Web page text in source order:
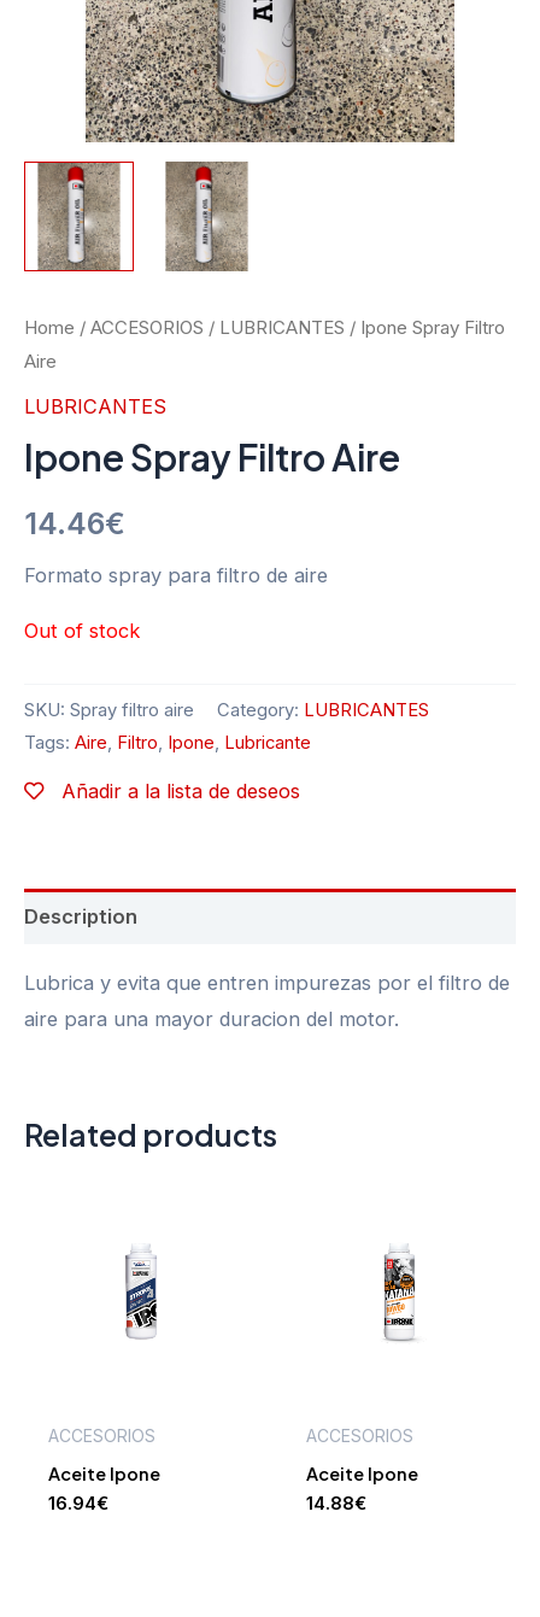
Home / ACCESORIOS / LUBRICANTES / Ipone Spray Filtro
Aire
LUBRICANTES
Ipone Spray Filtro Aire
14.46€
Formato spray para filtro de aire
Out of stock
SKU: Spray filtro aire Category: LUBRICANTES
Tags: Aire Filtro Ipone Lubricante
Añadir a la lista de deseos
Description
Lubrica y evita que entren impurezas por el filtro de
aire para una mayor duracion del motor.
Related products
ACCESORIOS
Aceite Ipone
16.94€
ACCESORIOS
Aceite Ipone
14.88€